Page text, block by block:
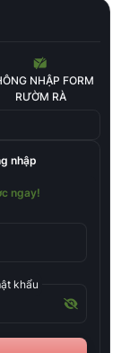
NHẬP FORM
RƯỜM RÀ
nhập
ngay!
khẩu